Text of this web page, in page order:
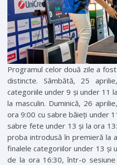
Programul celor două zile a
distincte. Sâmbătă, 25
categoriile under 9 și under 11
la masculin. Duminică, 26
ora 9:00 cu sabre băieți under
sabre fete under 13 și la ora
proba introdusă în premieră la
finalele categoriilor under 13 și
de la ora 16:30, într-o